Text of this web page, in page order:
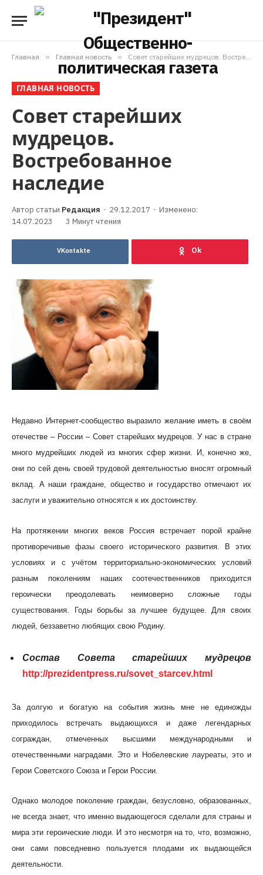
Главная » Главная новость » Совет старейших мудрецов. Востребованное наследие
ГЛАВНАЯ НОВОСТЬ
Совет старейших
мудрецов.
Востребованное
наследие
Редакция 29.12.2017
Изменено:
14.07.2023
3 Минут чтения
VKontakte
Недавно Интернет-сообщество выразило желание иметь в своём
отечестве – России – Совет старейших мудрецов. У нас в стране
много мудрейших людей из многих сфер жизни. И, конечно же,
они по сей день своей трудовой деятельностью вносят огромный
вклад. А наши граждане, общество и государство отмечают их
заслуги и уважительно относятся к их достоинству.
На протяжении многих веков Россия встречает порой крайне
противоречивые фазы своего исторического развития. В этих
условиях и с учётом территориально-экономических условий
разным поколениям наших соотечественников приходится
героически преодолевать неимоверно сложные годы
существования. Годы борьбы за лучшее будущее. Для своих
людей, беззаветно любящих свою Родину.
Состав Совета старейших мудрецов
http://prezidentpress.ru/sovet_starcev.html
За долгую и богатую на события жизнь мне не единожды
приходилось встречать выдающихся и даже легендарных
сограждан, отмеченных высшими международными и
отечественными наградами. Это и Нобелевские лауреаты, это и
Герои Советского Союза и Герои России.
Однако молодое поколение граждан, безусловно, образованных,
не всегда знает, что именно выдающегося сделали для страны и
мира эти героические люди. И это несмотря на то, что, возможно,
они сами повседневно пользуется плодами их выдающейся
деятельности.